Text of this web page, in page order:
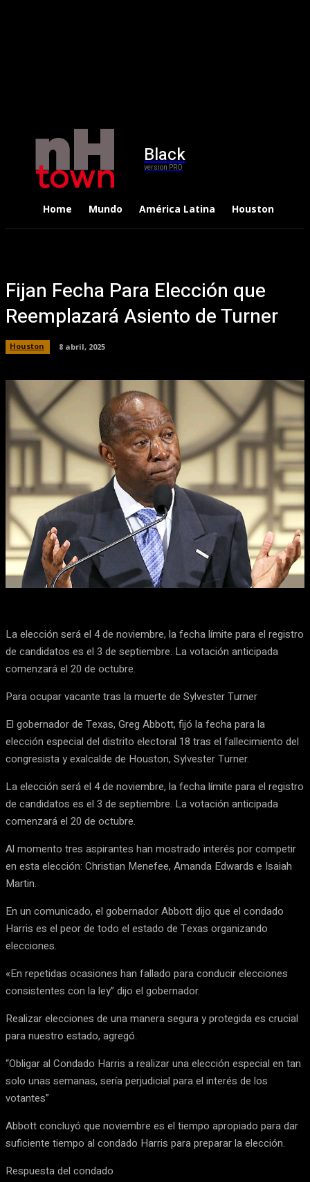
Black
version PRO
Home Mundo América Latina Houston
Fijan Fecha Para Elección que
Reemplazará Asiento de Turner
Houston 8 abril, 2025
Facebook X Pinterest WhatsApp
La elección será el 4 de noviembre, la fecha límite para el registro
de candidatos es el 3 de septiembre. La votación anticipada
comenzará el 20 de octubre.
Para ocupar vacante tras la muerte de Sylvester Turner
El gobernador de Texas, Greg Abbott, fijó la fecha para la
elección especial del distrito electoral 18 tras el fallecimiento del
congresista y exalcalde de Houston, Sylvester Turner.
La elección será el 4 de noviembre, la fecha límite para el registro
de candidatos es el 3 de septiembre. La votación anticipada
comenzará el 20 de octubre.
Al momento tres aspirantes han mostrado interés por competir
en esta elección: Christian Menefee, Amanda Edwards e Isaiah
Martin.
En un comunicado, el gobernador Abbott dijo que el condado
Harris es el peor de todo el estado de Texas organizando
elecciones.
«En repetidas ocasiones han fallado para conducir elecciones
consistentes con la ley” dijo el gobernador.
Realizar elecciones de una manera segura y protegida es crucial
para nuestro estado, agregó.
“Obligar al Condado Harris a realizar una elección especial en tan
solo unas semanas, sería perjudicial para el interés de los
votantes”
Abbott concluyó que noviembre es el tiempo apropiado para dar
suficiente tiempo al condado Harris para preparar la elección.
Respuesta del condado